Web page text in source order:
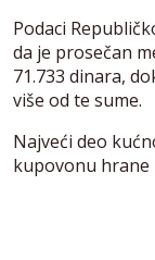
Podaci
da je prosečan
71.733 dinara,
više od te sume.
Najveći deo
kupovonu hrane